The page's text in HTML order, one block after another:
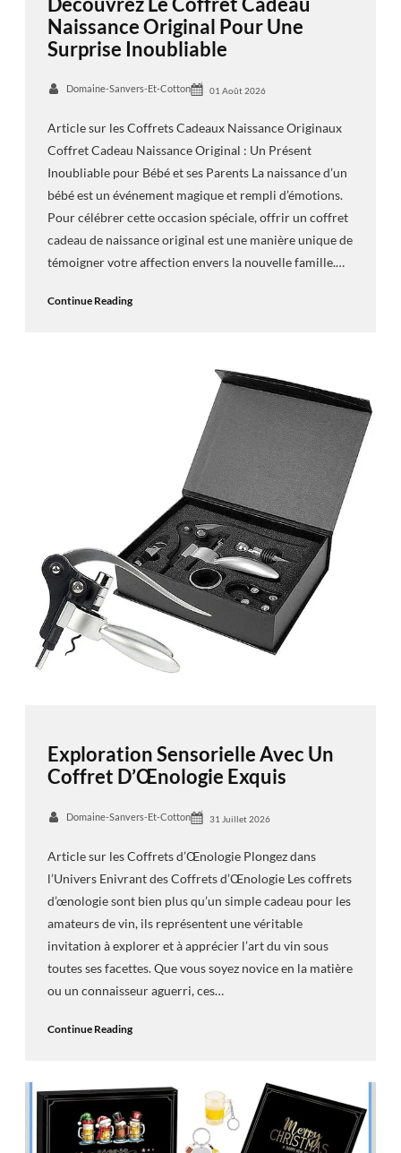
Naissance Original Pour Une
Surprise Inoubliable
Domaine-Sanvers-Et-Cotton 01 Août 2026
Article sur les Coffrets Cadeaux Naissance Originaux
Coffret Cadeau Naissance Original : Un Présent
Inoubliable pour Bébé et ses Parents La naissance d’un
bébé est un événement magique et rempli d’émotions.
Pour célébrer cette occasion spéciale, offrir un coffret
cadeau de naissance original est une manière unique de
témoigner votre affection envers la nouvelle famille.…
Continue Reading
Exploration Sensorielle Avec Un
Coffret D’Œnologie Exquis
Domaine-Sanvers-Et-Cotton 31 Juillet 2026
Article sur les Coffrets d’Œnologie Plongez dans
l’Univers Enivrant des Coffrets d’Œnologie Les coffrets
d’œnologie sont bien plus qu’un simple cadeau pour les
amateurs de vin, ils représentent une véritable
invitation à explorer et à apprécier l’art du vin sous
toutes ses facettes. Que vous soyez novice en la matière
ou un connaisseur aguerri, ces…
Continue Reading